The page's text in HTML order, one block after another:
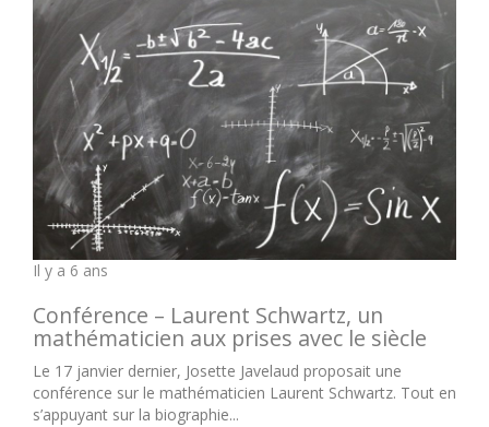
Il y a 6 ans
Conférence – Laurent Schwartz, un
mathématicien aux prises avec le siècle
Le 17 janvier dernier, Josette Javelaud proposait une
conférence sur le mathématicien Laurent Schwartz. Tout en
s’appuyant sur la biographie...